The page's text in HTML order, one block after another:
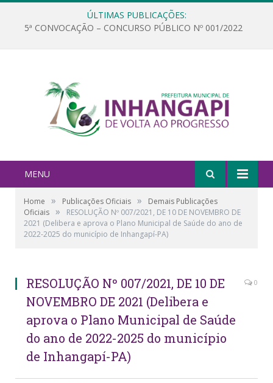
ÚLTIMAS PUBLICAÇÕES:
5ª CONVOCAÇÃO – CONCURSO PÚBLICO Nº 001/2022
MENU
Home » Publicações Oficiais »
Demais Publicações
Oficiais »
RESOLUÇÃO Nº 007/2021, DE 10 DE NOVEMBRO DE
2021 (Delibera e aprova o Plano Municipal de Saúde do ano de
2022-2025 do município de Inhangapí-PA)
RESOLUÇÃO Nº 007/2021, DE 10 DE
NOVEMBRO DE 2021 (Delibera e
aprova o Plano Municipal de Saúde
do ano de 2022-2025 do município
de Inhangapí-PA)
0